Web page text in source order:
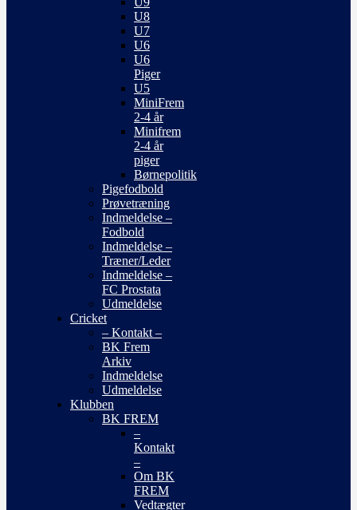
U8
U7
U6
U6
Piger
U5
MiniFrem
2-4 år
Minifrem
2-4 år
piger
Børnepolitik
Pigefodbold
Prøvetræning
Indmeldelse –
Fodbold
Indmeldelse –
Træner/Leder
Indmeldelse –
FC Prostata
Udmeldelse
Cricket
– Kontakt –
BK Frem
Arkiv
Indmeldelse
Udmeldelse
Klubben
BK FREM
–
Kontakt
–
Om BK
FREM
Vedtægter